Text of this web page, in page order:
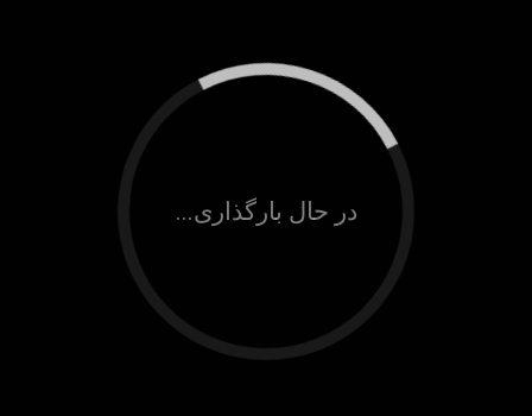
در حال بارگذاری...